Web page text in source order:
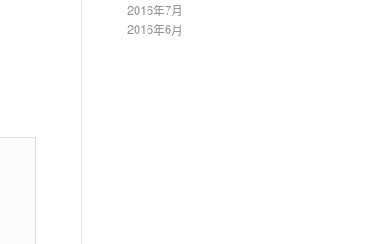
2016年7月
2016年6月